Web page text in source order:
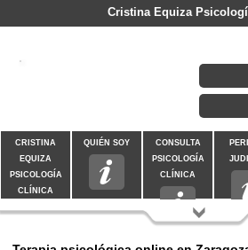
Cristina Equiza
CRISTINA
EQUIZA
PSICOLOGÍA
CLÍNICA
QUIÉN SOY
CONSULTA
PSICOLOGÍA
CLÍNICA
CONTACTAR